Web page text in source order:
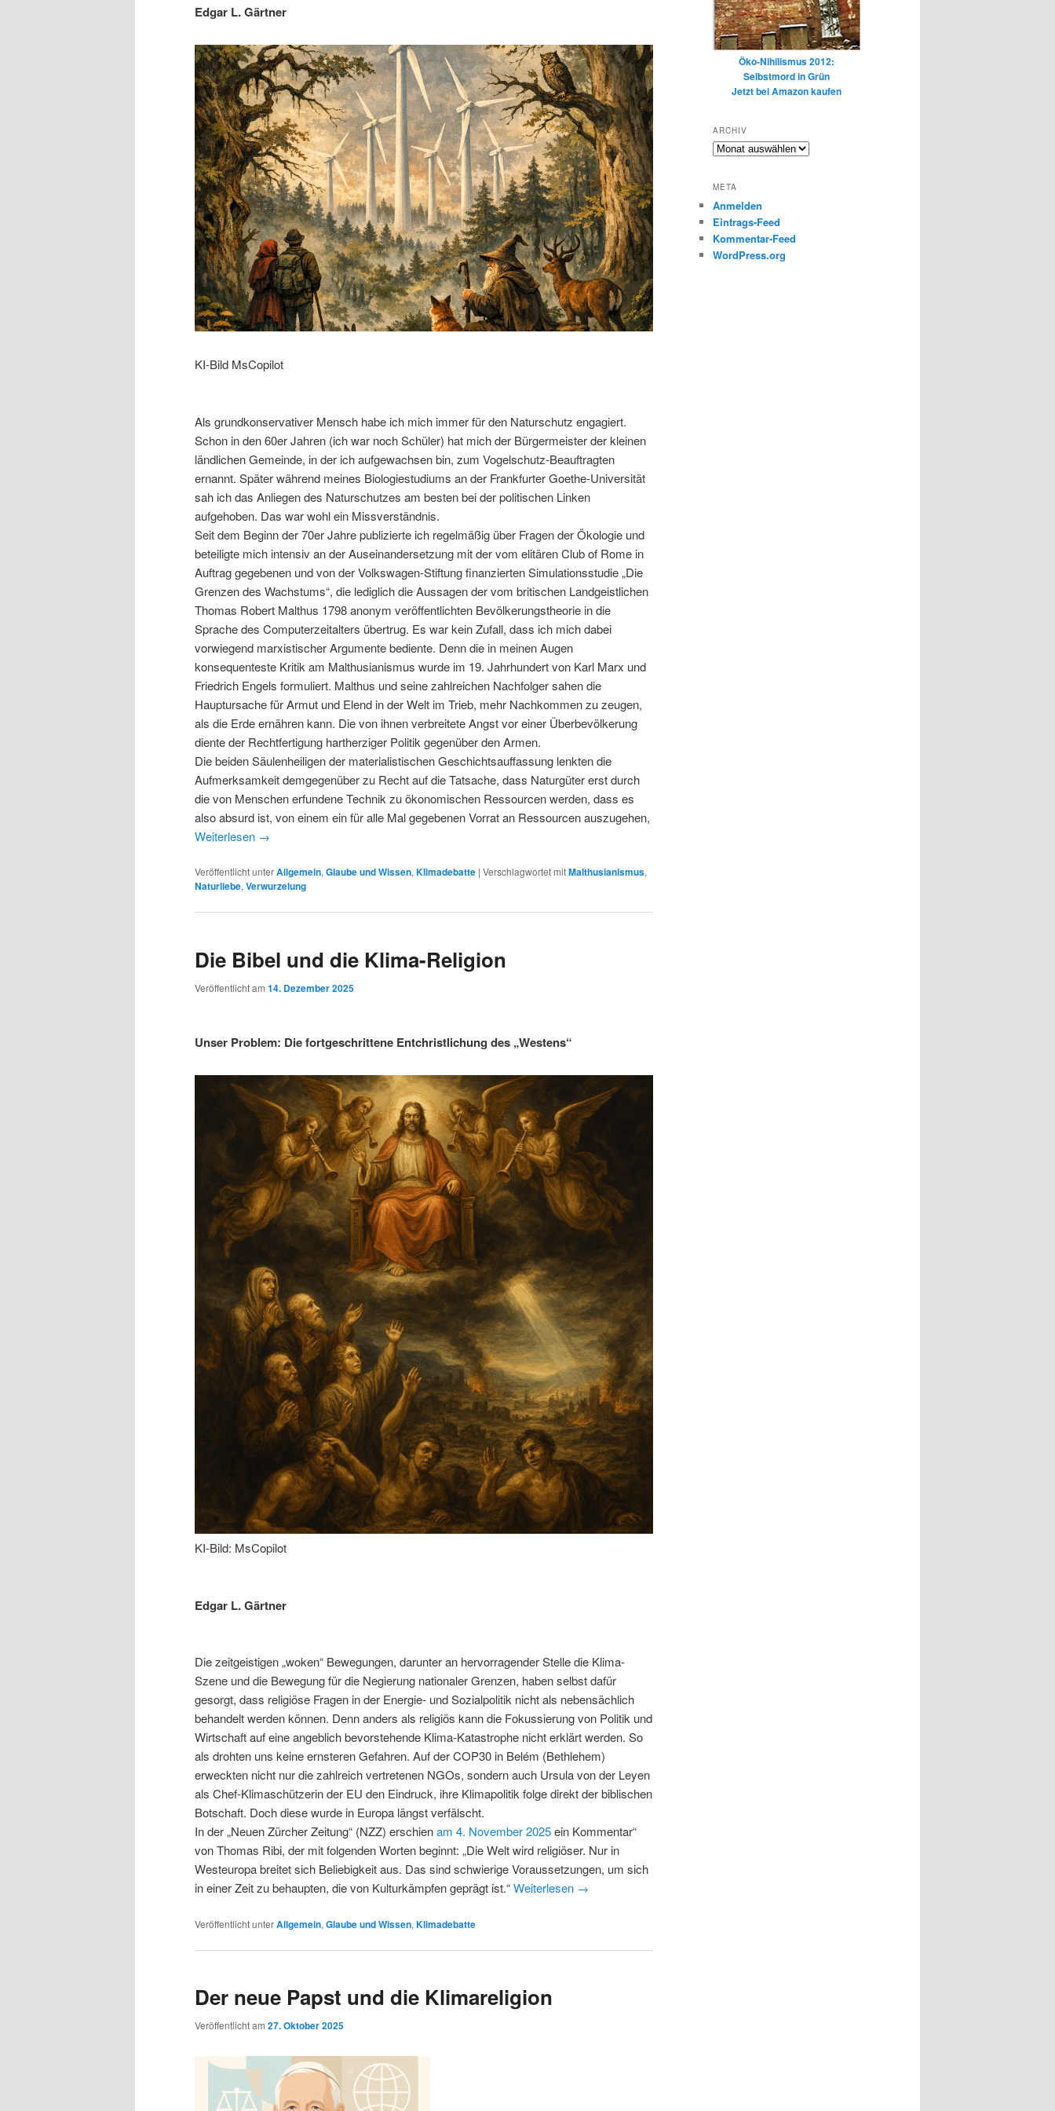
Edgar L. Gärtner
KI-Bild MsCopilot
Als grundkonservativer Mensch habe ich mich immer für den Naturschutz engagiert.
Schon in den 60er Jahren (ich war noch Schüler) hat mich der Bürgermeister der kleinen
ländlichen Gemeinde, in der ich aufgewachsen bin, zum Vogelschutz-Beauftragten
ernannt. Später während meines Biologiestudiums an der Frankfurter Goethe-Universität
sah ich das Anliegen des Naturschutzes am besten bei der politischen Linken
aufgehoben. Das war wohl ein Missverständnis.
Seit dem Beginn der 70er Jahre publizierte ich regelmäßig über Fragen der Ökologie und
beteiligte mich intensiv an der Auseinandersetzung mit der vom elitären Club of Rome in
Auftrag gegebenen und von der Volkswagen-Stiftung finanzierten Simulationsstudie „Die
Grenzen des Wachstums“, die lediglich die Aussagen der vom britischen Landgeistlichen
Thomas Robert Malthus 1798 anonym veröffentlichten Bevölkerungstheorie in die
Sprache des Computerzeitalters übertrug. Es war kein Zufall, dass ich mich dabei
vorwiegend marxistischer Argumente bediente. Denn die in meinen Augen
konsequenteste Kritik am Malthusianismus wurde im 19. Jahrhundert von Karl Marx und
Friedrich Engels formuliert. Malthus und seine zahlreichen Nachfolger sahen die
Hauptursache für Armut und Elend in der Welt im Trieb, mehr Nachkommen zu zeugen,
als die Erde ernähren kann. Die von ihnen verbreitete Angst vor einer Überbevölkerung
diente der Rechtfertigung hartherziger Politik gegenüber den Armen.
Die beiden Säulenheiligen der materialistischen Geschichtsauffassung lenkten die
Aufmerksamkeit demgegenüber zu Recht auf die Tatsache, dass Naturgüter erst durch
die von Menschen erfundene Technik zu ökonomischen Ressourcen werden, dass es
also absurd ist, von einem ein für alle Mal gegebenen Vorrat an Ressourcen auszugehen,
Weiterlesen →
Veröffentlicht unterAllgemein, Glaube und Wissen, Klimadebatte | Verschlagwortet mitMalthusianismus,
Naturliebe, Verwurzelung
Die Bibel und die Klima-Religion
Veröffentlicht am 14. Dezember 2025
Unser Problem: Die fortgeschrittene Entchristlichung des „Westens“
KI-Bild: MsCopilot
Edgar L. Gärtner
Die zeitgeistigen „woken“ Bewegungen, darunter an hervorragender Stelle die Klima-
Szene und die Bewegung für die Negierung nationaler Grenzen, haben selbst dafür
gesorgt, dass religiöse Fragen in der Energie- und Sozialpolitik nicht als nebensächlich
behandelt werden können. Denn anders als religiös kann die Fokussierung von Politik und
Wirtschaft auf eine angeblich bevorstehende Klima-Katastrophe nicht erklärt werden. So
als drohten uns keine ernsteren Gefahren. Auf der COP30 in Belém (Bethlehem)
erweckten nicht nur die zahlreich vertretenen NGOs, sondern auch Ursula von der Leyen
als Chef-Klimaschützerin der EU den Eindruck, ihre Klimapolitik folge direkt der biblischen
Botschaft. Doch diese wurde in Europa längst verfälscht.
In der „Neuen Zürcher Zeitung“ (NZZ) erschienam 4. November 2025ein Kommentar“
von Thomas Ribi, der mit folgenden Worten beginnt: „Die Welt wird religiöser. Nur in
Westeuropa breitet sich Beliebigkeit aus. Das sind schwierige Voraussetzungen, um sich
in einer Zeit zu behaupten, die von Kulturkämpfen geprägt ist.“Weiterlesen →
Veröffentlicht unterAllgemein, Glaube und Wissen, Klimadebatte
Der neue Papst und die Klimareligion
Veröffentlicht am 27. Oktober 2025
Öko-Nihilismus 2012:
Selbstmord in Grün
Jetzt bei Amazon kaufen
ARCHIV
Archiv
META
Anmelden
Eintrags-Feed
Kommentar-Feed
WordPress.org